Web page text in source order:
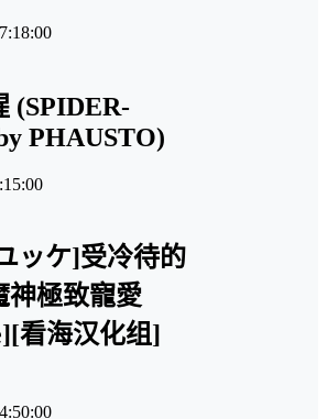
(SPIDER-
PHAUSTO)
ッケ]受冷待的
神極致寵愛
看海汉化组]